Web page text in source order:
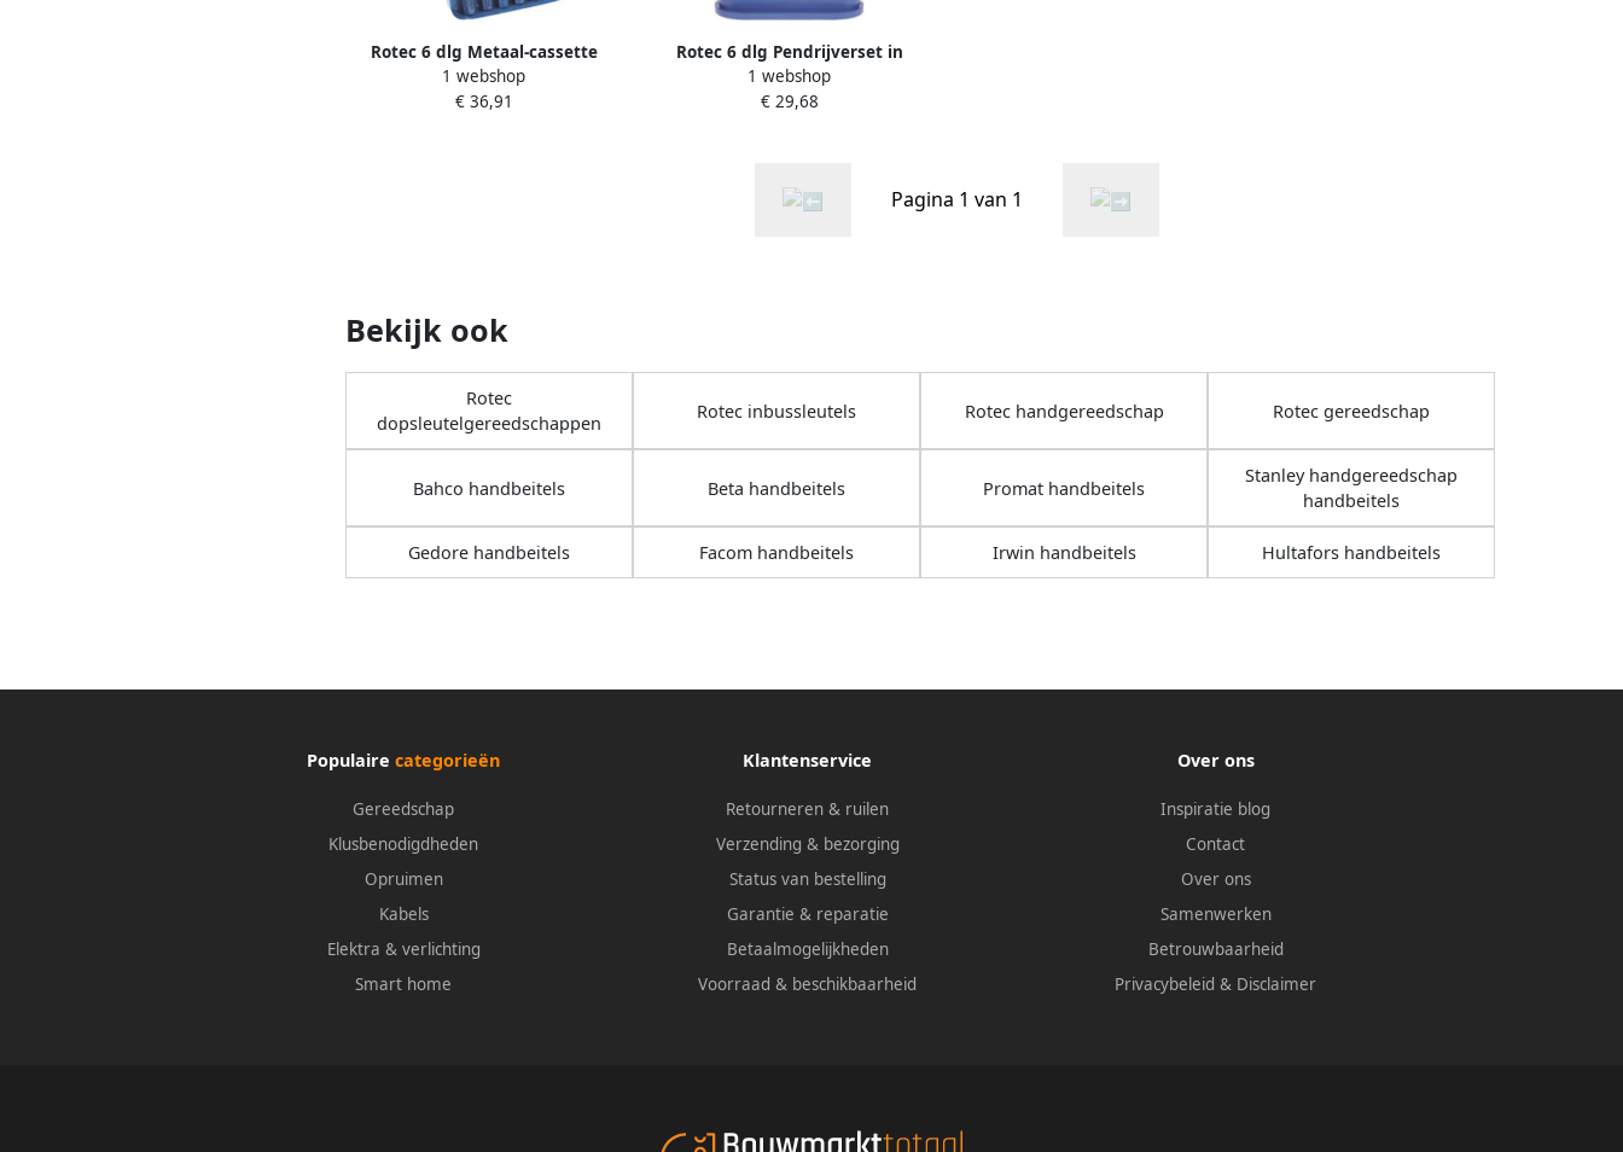
Rotec 6 dlg Metaal-cassette
pendrijvers 2191093 219.1093
1 webshop
€ 36,91
Rotec 6 dlg Pendrijverset in
kunststof houder 2191092
1 webshop
€ 29,68
Pagina 1 van 1
Bekijk ook
Rotec
dopsleutelgereedschappen
Rotec inbussleutels Rotec handgereedschap Rotec gereedschap
Bahco handbeitels Beta handbeitels Promat handbeitels
Stanley handgereedschap
handbeitels
Gedore handbeitels Facom handbeitels Irwin handbeitels Hultafors handbeitels
Populaire categorieën
Gereedschap
Klusbenodigdheden
Opruimen
Kabels
Elektra & verlichting
Smart home
Klantenservice
Retourneren & ruilen
Verzending & bezorging
Status van bestelling
Garantie & reparatie
Betaalmogelijkheden
Voorraad & beschikbaarheid
Over ons
Inspiratie blog
Contact
Over ons
Samenwerken
Betrouwbaarheid
Privacybeleid & Disclaimer